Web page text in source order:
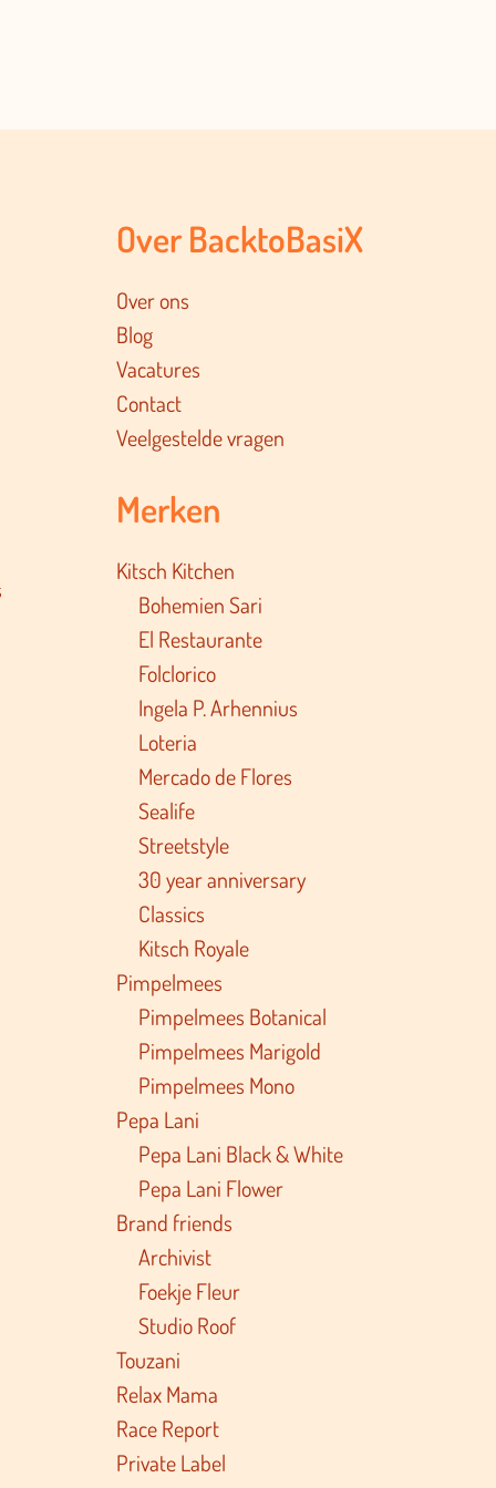
Over BacktoBasiX
Over ons
Blog
Vacatures
Contact
Veelgestelde vragen
Merken
Kitsch Kitchen
Bohemien Sari
El Restaurante
Folclorico
Ingela P. Arhennius
Loteria
Mercado de Flores
Sealife
Streetstyle
30 year anniversary
Classics
Kitsch Royale
Pimpelmees
Pimpelmees Botanical
Pimpelmees Marigold
Pimpelmees Mono
Pepa Lani
Pepa Lani Black & White
Pepa Lani Flower
Brand friends
Archivist
Foekje Fleur
Studio Roof
Touzani
Relax Mama
Race Report
Private Label